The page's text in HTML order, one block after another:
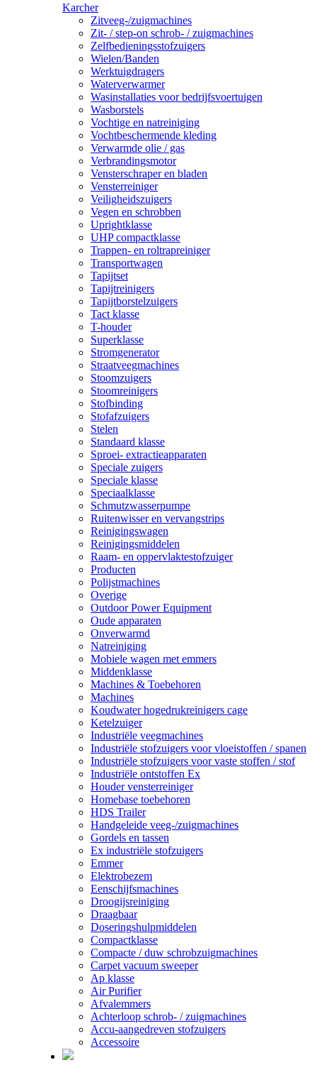
Karcher
Zitveeg-/zuigmachines
Zit- / step-on schrob- / zuigmachines
Zelfbedieningsstofzuigers
Wielen/Banden
Werktuigdragers
Waterverwarmer
Wasinstallaties voor bedrijfsvoertuigen
Wasborstels
Vochtige en natreiniging
Vochtbeschermende kleding
Verwarmde olie / gas
Verbrandingsmotor
Vensterschraper en bladen
Vensterreiniger
Veiligheidszuigers
Vegen en schrobben
Uprightklasse
UHP compactklasse
Trappen- en roltrapreiniger
Transportwagen
Tapijtset
Tapijtreinigers
Tapijtborstelzuigers
Tact klasse
T-houder
Superklasse
Stromgenerator
Straatveegmachines
Stoomzuigers
Stoomreinigers
Stofbinding
Stofafzuigers
Stelen
Standaard klasse
Sproei- extractieapparaten
Speciale zuigers
Speciale klasse
Speciaalklasse
Schmutzwasserpumpe
Ruitenwisser en vervangstrips
Reinigingswagen
Reinigingsmiddelen
Raam- en oppervlaktestofzuiger
Producten
Polijstmachines
Overige
Outdoor Power Equipment
Oude apparaten
Onverwarmd
Natreiniging
Mobiele wagen met emmers
Middenklasse
Machines & Toebehoren
Machines
Koudwater hogedrukreinigers cage
Ketelzuiger
Industriële veegmachines
Industriële stofzuigers voor vloeistoffen / spanen
Industriële stofzuigers voor vaste stoffen / stof
Industriële ontstoffen Ex
Houder vensterreiniger
Homebase toebehoren
HDS Trailer
Handgeleide veeg-/zuigmachines
Gordels en tassen
Ex industriële stofzuigers
Emmer
Elektrobezem
Eenschijfsmachines
Droogijsreiniging
Draagbaar
Doseringshulpmiddelen
Compactklasse
Compacte / duw schrobzuigmachines
Carpet vacuum sweeper
Ap klasse
Air Purifier
Afvalemmers
Achterloop schrob- / zuigmachines
Accu-aangedreven stofzuigers
Accessoire